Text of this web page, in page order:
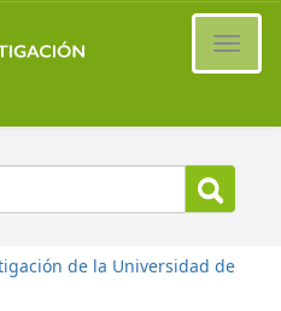
de la Universidad de